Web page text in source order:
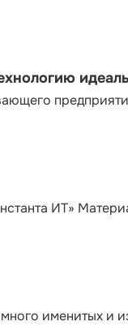
ИТ»
именитых и